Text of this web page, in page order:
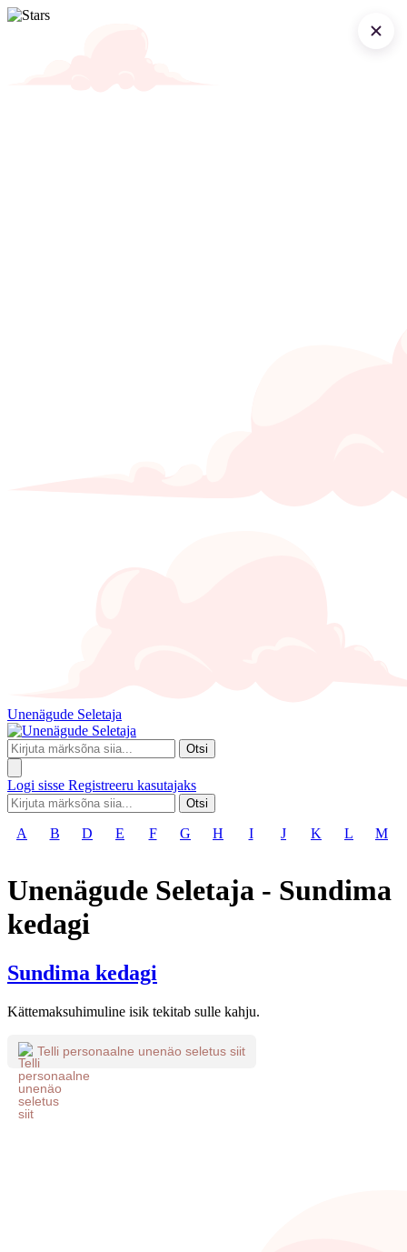
Unenägude Seletaja
Otsi
Logi sisse Registreeru kasutajaks
Otsi
A B D E F G H I J K L M
Unenägude Seletaja - Sundima
kedagi
Sundima kedagi
Kättemaksuhimuline isik tekitab sulle kahju.
Telli personaalne unenäo seletus siit